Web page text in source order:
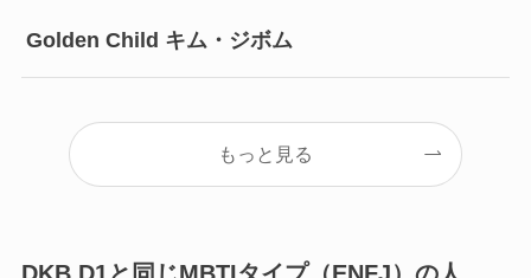
Golden Child キム・ジボム
もっと見る